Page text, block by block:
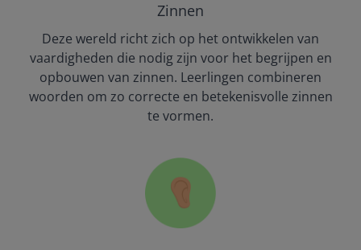
Zinnen
Deze wereld richt zich op het ontwikkelen van
vaardigheden die nodig zijn voor het begrijpen en
opbouwen van zinnen. Leerlingen combineren
woorden om zo correcte en betekenisvolle zinnen
te vormen.